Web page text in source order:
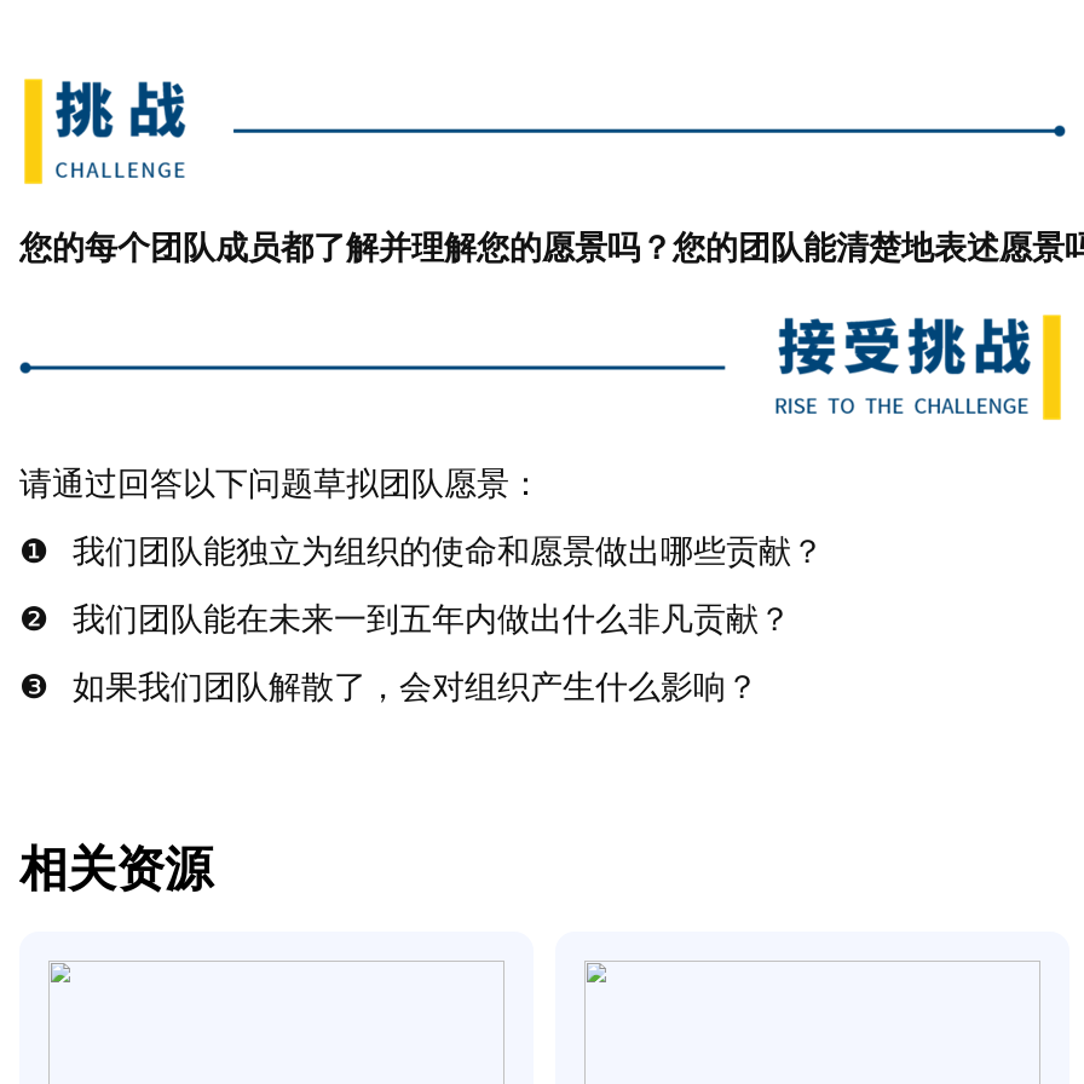
您的每个团队成员都了解并理解您的愿景吗？您的团队能清楚地表述愿景
请通过回答以下问题草拟团队愿景：
❶
我们团队能独立为组织的使命和愿景做出哪些贡献？
❷
我们团队能在未来一到五年内做出什么非凡贡献？
❸
如果我们团队解散了，会对组织产生什么影响？
相关资源